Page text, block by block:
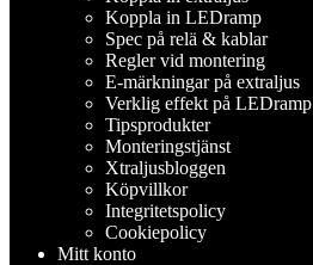
Koppla in LEDramp
Spec på relä & kablar
Regler vid montering
E-märkningar på extraljus
Verklig effekt på LEDramp
Tipsprodukter
Monteringstjänst
Xtraljusbloggen
Köpvillkor
Integritetspolicy
Cookiepolicy
Mitt konto